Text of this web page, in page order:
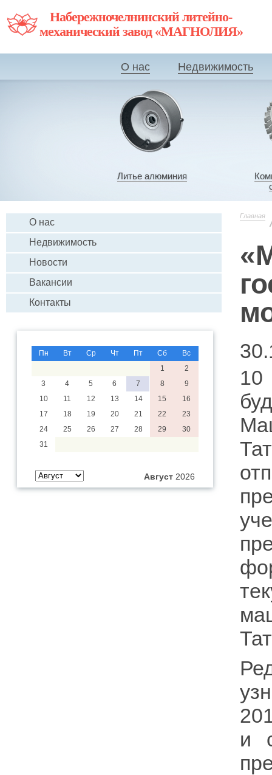
Набережночелнинский литейно-
механический завод «МАГНОЛИЯ»
О нас Недвижимость
Литье алюминия
О нас
Недвижимость
Новости
Вакансии
Контакты
Август 2026
Пн Вт Ср Чт Пт Сб
Вс
1
2
3
4 5 6 7 8
9
10
11 12 13 14 15
16
17
18 19 20 21 22
23
24
25 26 27 28 29
30
31
Главная
и